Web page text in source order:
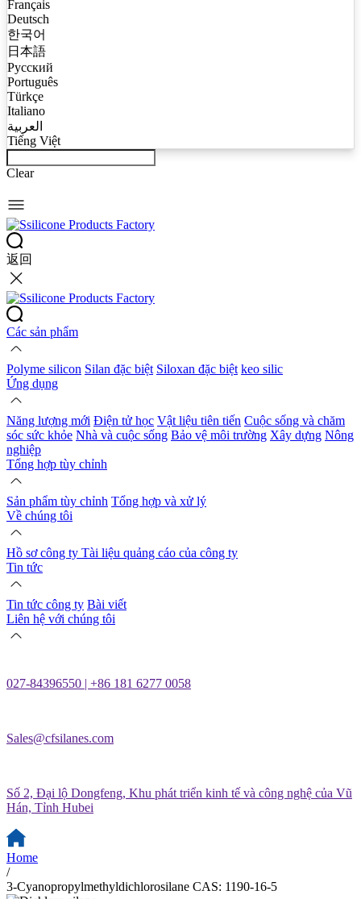
Français
Deutsch
한국어
日本語
Русский
Português
Türkçe
Italiano
العربية
Tiếng Việt
Clear
返回
Các sản phẩm
Polyme silicon Silan đặc biệt Siloxan đặc biệt keo silic
Ứng dụng
Năng lượng mới Điện tử học Vật liệu tiên tiến Cuộc sống và chăm
sóc sức khỏe Nhà và cuộc sống Bảo vệ môi trường Xây dựng Nông
nghiệp
Tổng hợp tùy chỉnh
Sản phẩm tùy chỉnh Tổng hợp và xử lý
Về chúng tôi
Hồ sơ công ty Tài liệu quảng cáo của công ty
Tin tức
Tin tức công ty Bài viết
Liên hệ với chúng tôi
027-84396550 | +86 181 6277 0058
Sales@cfsilanes.com
Số 2, Đại lộ Dongfeng, Khu phát triển kinh tế và công nghệ của Vũ
Hán, Tỉnh Hubei
Home
/
3-Cyanopropylmethyldichlorosilane CAS: 1190-16-5